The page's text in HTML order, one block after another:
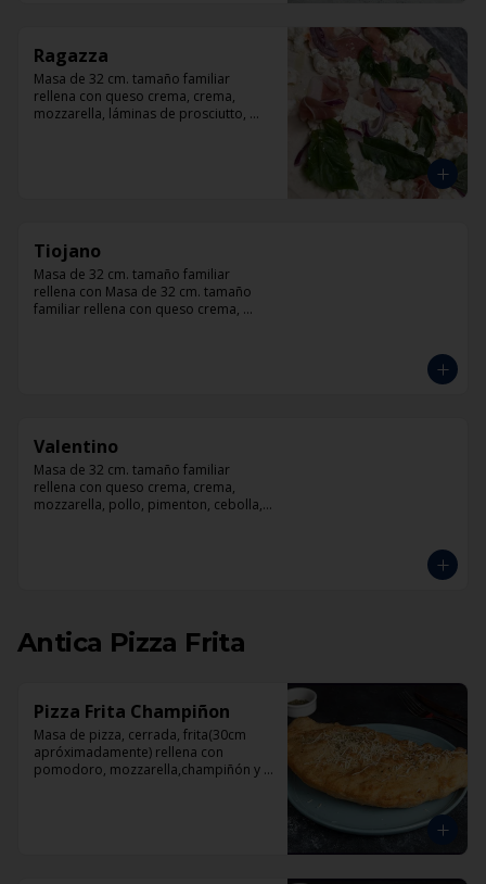
Ragazza
Masa de 32 cm. tamaño familiar
rellena con queso crema, crema,
mozzarella, láminas de prosciutto,
Tiojano
Masa de 32 cm. tamaño familiar
rellena con Masa de 32 cm. tamaño
familiar rellena con queso crema,
Valentino
Masa de 32 cm. tamaño familiar
rellena con queso crema, crema,
mozzarella, pollo, pimenton, cebolla,
Antica Pizza Frita
Pizza Frita Champiñon
Masa de pizza, cerrada, frita(30cm
apróximadamente) rellena con
pomodoro, mozzarella,champiñón y